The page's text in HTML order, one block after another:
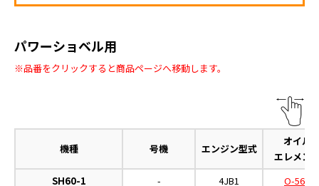
パワーショベル用
※品番をクリックすると商品ページへ移動します。
機種 号機 エンジン型式
オイル
エレメン
SH60-1
- 4JB1
O-567